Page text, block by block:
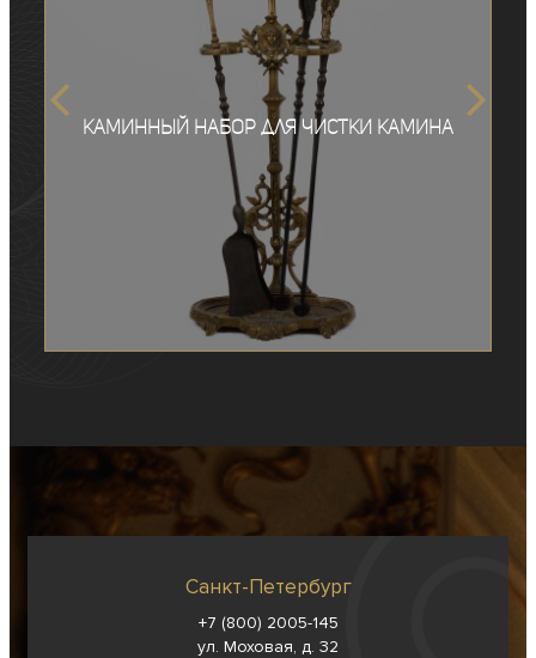
Каминный набор для чистки камина
Санкт-Петербург
+7 (800) 2005-145
ул. Моховая, д. 32